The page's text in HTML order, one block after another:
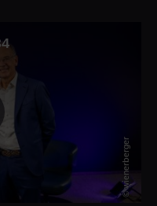
© wienerberger